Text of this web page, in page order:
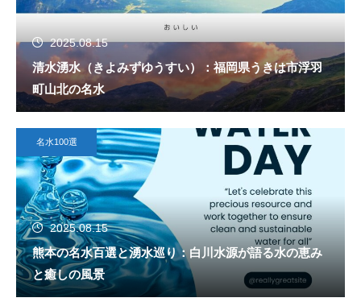
2025.08.15
清水湧水（きよみずゆうすい）：福岡県うきは市浮羽
町山北の名水
名水100選
2025.08.15
熊本の名水百選と湧水巡り：白川水源が語る水の恵み
と癒しの風景